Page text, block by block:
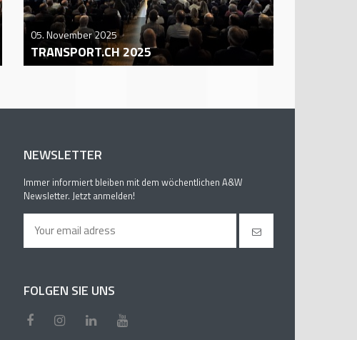
05. November 2025
TRANSPORT.CH 2025
NEWSLETTER
Immer informiert bleiben mit dem wöchentlichen A&W
Newsletter. Jetzt anmelden!
FOLGEN SIE UNS